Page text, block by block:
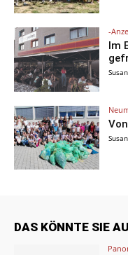
-
Im
DAS KÖNNTE SIE